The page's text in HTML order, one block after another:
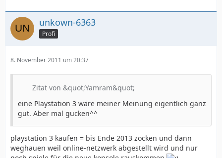
unkown-6363
Profi
8. November 2011 um 20:37
Zitat von &quot;Yamram&quot;
eine Playstation 3 wäre meiner Meinung eigentlich ganz
gut. Aber mal gucken^^
playstation 3 kaufen = bis Ende 2013 zocken und dann
weghauen weil online-netzwerk abgestellt wird und nur